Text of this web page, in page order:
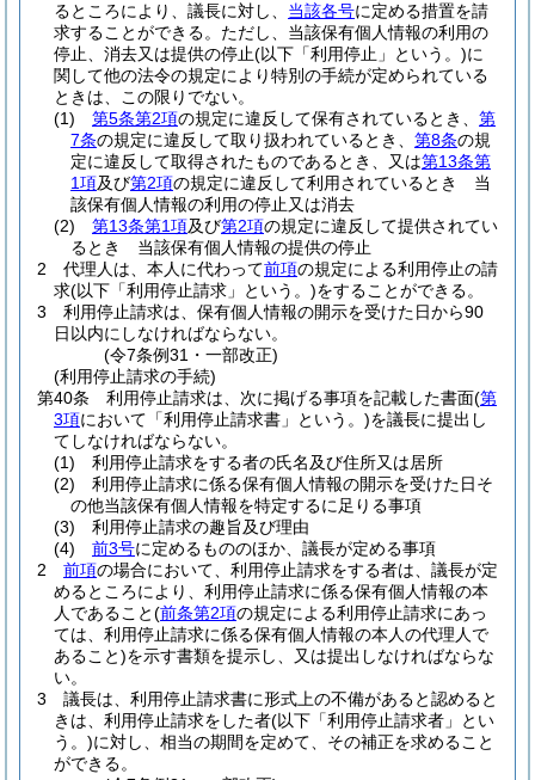
るところにより、議長に対し、 当該各号に定める措置を請
求することができる。 ただし、当該保有個人情報の利用の
停止、消去又は提供の停止(以下「利用停止」という。)に
関して他の法令の規定により特別の手続が定められている
ときは、この限りでない。
(1)
第5条第2項の規定に違反して保有されているとき、 第
7条の規定に違反して取り扱われているとき、 第8条の規
定に違反して取得されたものであるとき、又は第13条第
1項及び第2項の規定に違反して利用されているとき 当
該保有個人情報の利用の停止又は消去
(2)
第13条第1項及び第2項の規定に違反して提供されてい
るとき 当該保有個人情報の提供の停止
2
代理人は、本人に代わって前項の規定による利用停止の請
求(以下「利用停止請求」という。)をすることができる。
3
利用停止請求は、保有個人情報の開示を受けた日から90
日以内にしなければならない。
(令7条例31・一部改正)
(利用停止請求の手続)
第40条
利用停止請求は、次に掲げる事項を記載した書面(第
3項において「利用停止請求書」という。)を議長に提出し
てしなければならない。
(1)
利用停止請求をする者の氏名及び住所又は居所
(2)
利用停止請求に係る保有個人情報の開示を受けた日そ
の他当該保有個人情報を特定するに足りる事項
(3)
利用停止請求の趣旨及び理由
(4)
前3号に定めるもののほか、議長が定める事項
2
前項の場合において、利用停止請求をする者は、議長が定
めるところにより、利用停止請求に係る保有個人情報の本
人であること(前条第2項の規定による利用停止請求にあっ
ては、利用停止請求に係る保有個人情報の本人の代理人で
あること)を示す書類を提示し、又は提出しなければならな
い。
3
議長は、利用停止請求書に形式上の不備があると認めると
きは、利用停止請求をした者(以下「利用停止請求者」とい
う。)に対し、相当の期間を定めて、その補正を求めること
ができる。